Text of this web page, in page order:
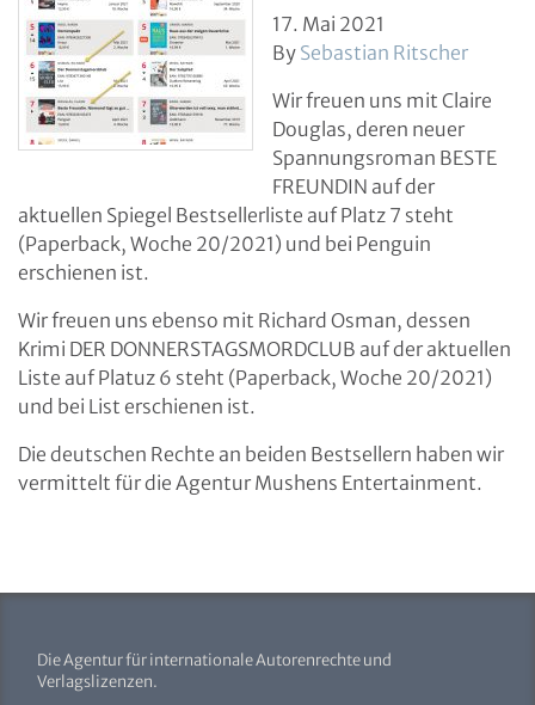
17. Mai 2021
By Sebastian Ritscher
Wir freuen uns mit Claire
Douglas, deren neuer
Spannungsroman BESTE
FREUNDIN auf der
aktuellen Spiegel Bestsellerliste auf Platz 7 steht
(Paperback, Woche 20/2021) und bei Penguin
erschienen ist.
Wir freuen uns ebenso mit Richard Osman, dessen
Krimi DER DONNERSTAGSMORDCLUB auf der aktuellen
Liste auf Platuz 6 steht (Paperback, Woche 20/2021)
und bei List erschienen ist.
Die deutschen Rechte an beiden Bestsellern haben wir
vermittelt für die Agentur Mushens Entertainment.
Die Agentur für internationale Autorenrechte und
Verlagslizenzen.